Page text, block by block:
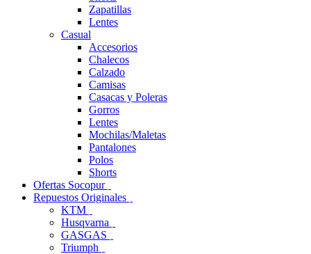
Zapatillas
Lentes
Casual
Accesorios
Chalecos
Calzado
Camisas
Casacas y Poleras
Gorros
Lentes
Mochilas/Maletas
Pantalones
Polos
Shorts
Ofertas Socopur
Repuestos Originales
KTM
Husqvarna
GASGAS
Triumph